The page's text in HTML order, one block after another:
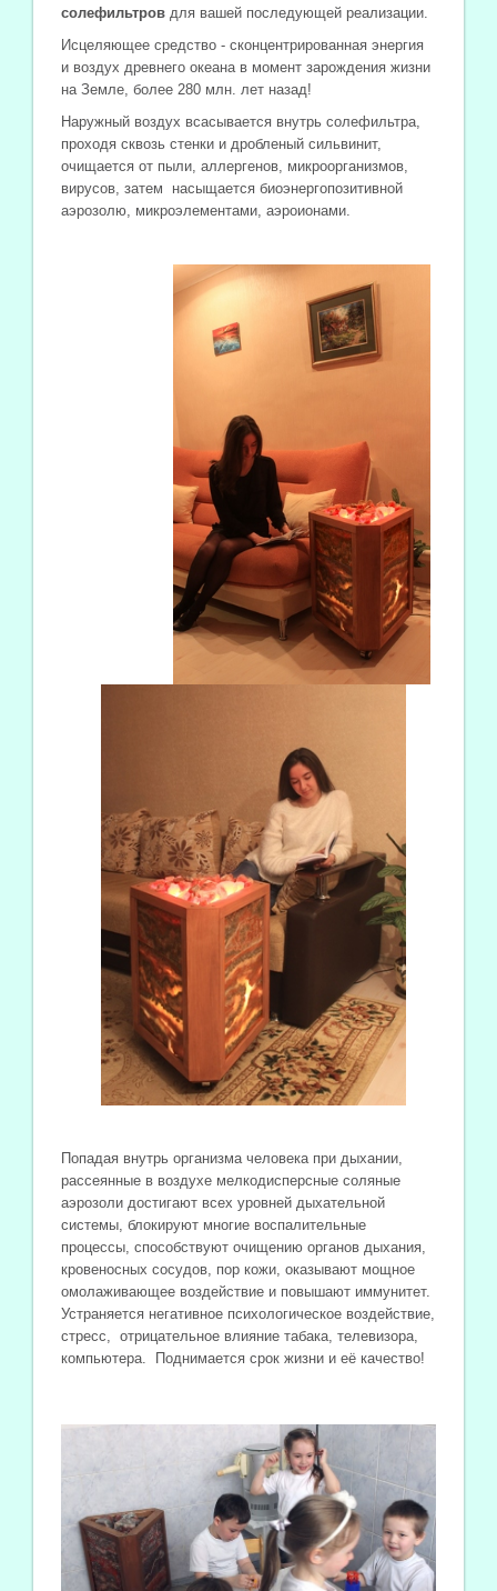
солефильтров для вашей последующей реализации.
Исцеляющее средство - сконцентрированная энергия
и воздух древнего океана в момент зарождения жизни
на Земле, более 280 млн. лет назад!
Наружный воздух всасывается внутрь солефильтра,
проходя сквозь стенки и дробленый сильвинит,
очищается от пыли, аллергенов, микроорганизмов,
вирусов, затем насыщается биоэнергопозитивной
аэрозолю, микроэлементами, аэроионами.
Попадая внутрь организма человека при дыхании,
рассеянные в воздухе мелкодисперсные соляные
аэрозоли достигают всех уровней дыхательной
системы, блокируют многие воспалительные
процессы, способствуют очищению органов дыхания,
кровеносных сосудов, пор кожи, оказывают мощное
омолаживающее воздействие и повышают иммунитет.
Устраняется негативное психологическое воздействие,
стресс, отрицательное влияние табака, телевизора,
компьютера. Поднимается срок жизни и её качество!